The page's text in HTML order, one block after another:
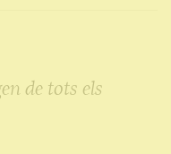
de tots els